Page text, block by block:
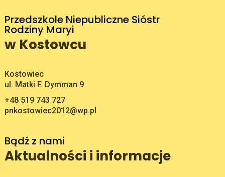
Przedszkole Niepubliczne Sióstr
Rodziny Maryi
w Kostowcu
Adres pocztowy:
Kostowiec
ul. Matki F. Dymman 9
+48 519 743 727
pnkostowiec2012@wp.pl
Bądź z nami
Aktualności i informacje